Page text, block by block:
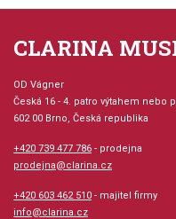
Počet skladeb: 7
Počet stran: 58
hudební úprava:
CLARINA
OD Vágner
Česká 16 - 4. patro výtahem nebo
602 00 Brno, Česká republika
+420 739 477 786 - prodejna
prodejna@clarina.cz
+420 603 462 510 - majitel firmy
info@clarina.cz